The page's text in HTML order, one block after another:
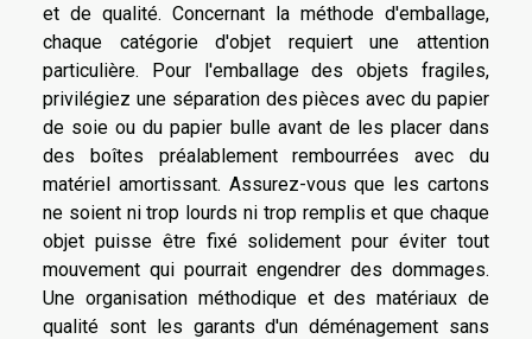
et de qualité. Concernant la méthode d'emballage,
chaque catégorie d'objet requiert une attention
particulière. Pour l'emballage des objets fragiles,
privilégiez une séparation des pièces avec du papier
de soie ou du papier bulle avant de les placer dans
des boîtes préalablement rembourrées avec du
matériel amortissant. Assurez-vous que les cartons
ne soient ni trop lourds ni trop remplis et que chaque
objet puisse être fixé solidement pour éviter tout
mouvement qui pourrait engendrer des dommages.
Une organisation méthodique et des matériaux de
qualité sont les garants d'un déménagement sans